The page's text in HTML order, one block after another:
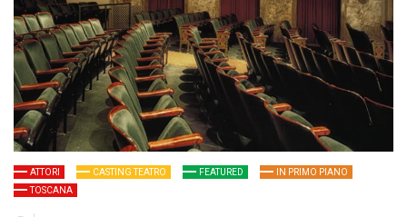
ATTORI CASTING TEATRO FEATURED
IN PRIMO PIANO
TOSCANA